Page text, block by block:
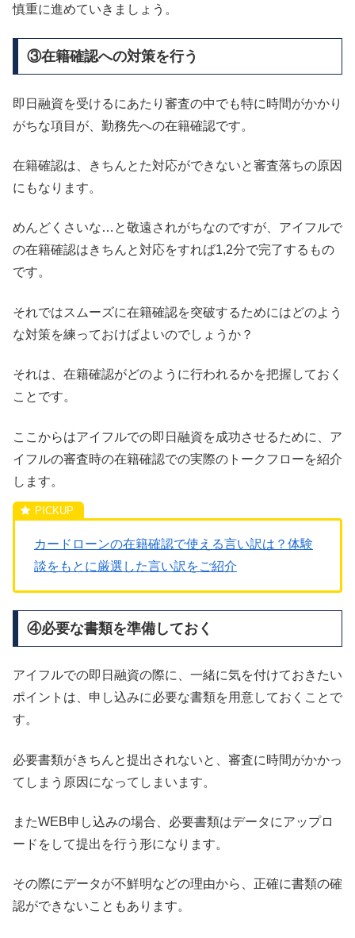
慎重に進めていきましょう。
③在籍確認への対策を行う
即日融資を受けるにあたり審査の中でも特に時間がかかり
がちな項目が、勤務先への在籍確認です。
在籍確認は、きちんとた対応ができないと審査落ちの原因
にもなります。
めんどくさいな…と敬遠されがちなのですが、アイフルで
の在籍確認はきちんと対応をすれば1,2分で完了するもの
です。
それではスムーズに在籍確認を突破するためにはどのよう
な対策を練っておけばよいのでしょうか？
それは、在籍確認がどのように行われるかを把握しておく
ことです。
ここからはアイフルでの即日融資を成功させるために、ア
イフルの審査時の在籍確認での実際のトークフローを紹介
します。
カードローンの在籍確認で使える言い訳は？体験
談をもとに厳選した言い訳をご紹介
④必要な書類を準備しておく
アイフルでの即日融資の際に、一緒に気を付けておきたい
ポイントは、申し込みに必要な書類を用意しておくことで
す。
必要書類がきちんと提出されないと、審査に時間がかかっ
てしまう原因になってしまいます。
またWEB申し込みの場合、必要書類はデータにアップロ
ードをして提出を行う形になります。
その際にデータが不鮮明などの理由から、正確に書類の確
認ができないこともあります。